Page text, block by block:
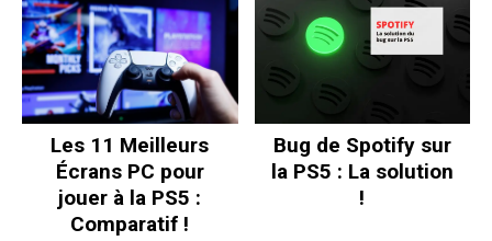
Les 11 Meilleurs
Écrans PC pour
jouer à la PS5 :
Comparatif !
Bug de Spotify sur
la PS5 : La solution
!